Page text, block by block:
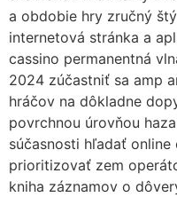
a obdobie hry zručný
internetová stránka a
cassino permanentná
2024 zúčastniť sa amp
hráčov na dôkladne
povrchnou úrovňou
súčasnosti hľadať
prioritizovať zem
kniha záznamov o